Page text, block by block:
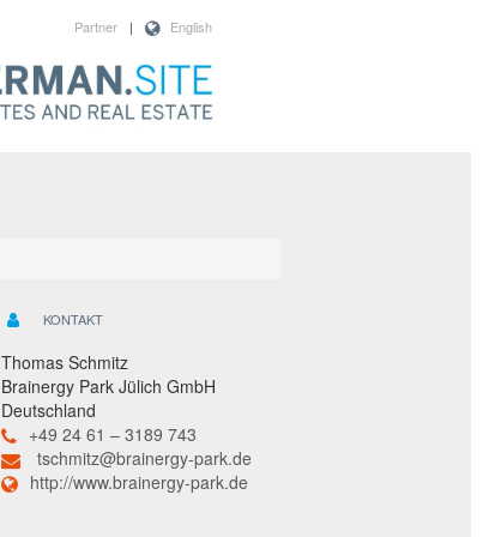
English
|
Partner
KONTAKT
Thomas Schmitz
Brainergy Park Jülich GmbH
Deutschland
+49 24 61 – 3189 743
tschmitz@brainergy-park.de
http://www.brainergy-park.de